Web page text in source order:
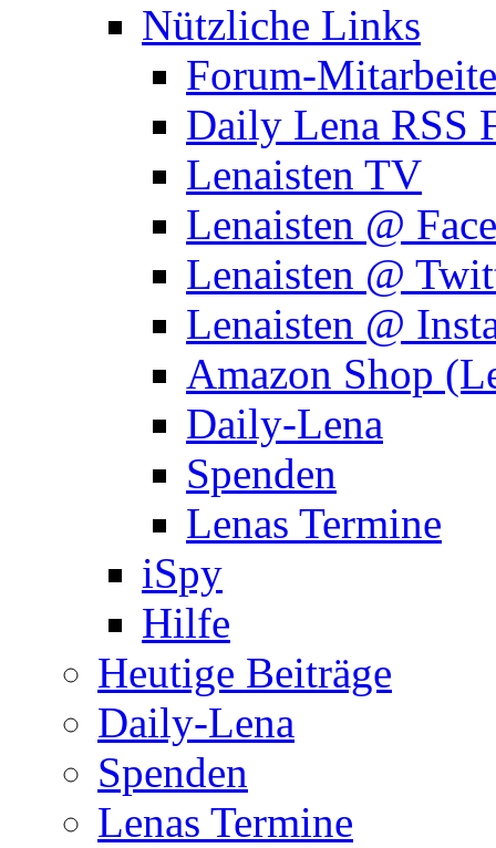
Nützliche Links
Forum-
Daily Lena RSS
Lenaisten TV
Lenaisten @
Lenaisten @
Lenaisten @
Amazon Shop
Daily-Lena
Spenden
Lenas Termine
iSpy
Hilfe
Heutige Beiträge
Daily-Lena
Spenden
Lenas Termine